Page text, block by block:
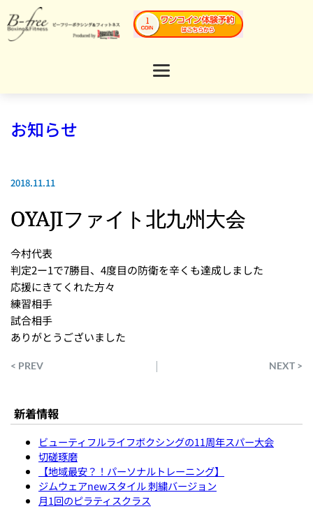
お知らせ
2018.11.11
OYAJIファイト北九州大会
今村代表
判定2ー1で7勝目、4度目の防衛を辛くも達成しました
応援にきてくれた方々
練習相手
試合相手
ありがとうございました
< PREV NEXT >
新着情報
ビューティフルライフボクシングの11周年スパー大会
切磋琢磨
【地域最安？！パーソナルトレーニング】
ジムウェアnewスタイル 刺繍バージョン
月1回のピラティスクラス